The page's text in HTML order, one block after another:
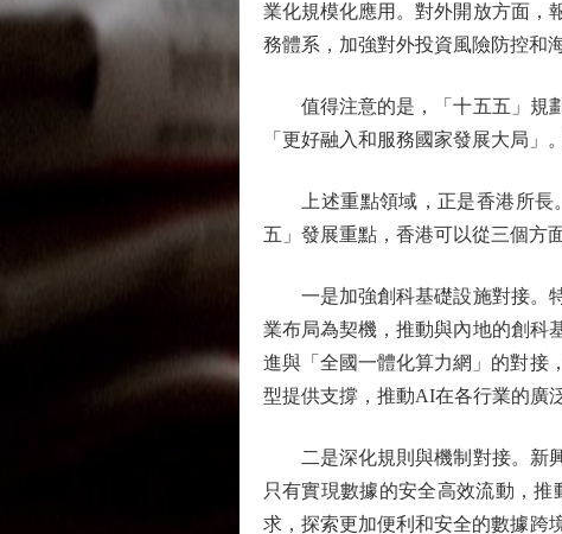
業化規模化應用。對外開放方面，
務體系，加強對外投資風險防控和
值得注意的是，「十五五」規劃
「更好融入和服務國家發展大局」
上述重點領域，正是香港所長。
五」發展重點，香港可以從三個方
一是加強創科基礎設施對接。特
業布局為契機，推動與內地的創科
進與「全國一體化算力網」的對接
型提供支撐，推動AI在各行業的廣
二是深化規則與機制對接。新興
只有實現數據的安全高效流動，
求，探索更加便利和安全的數據跨